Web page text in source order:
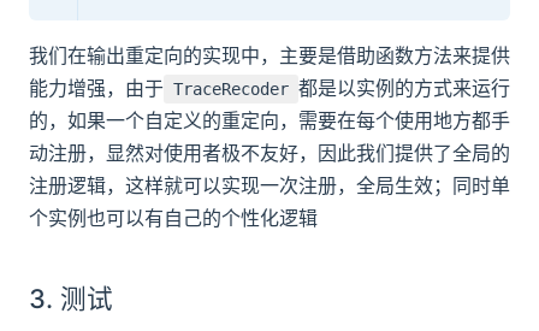
我们在输出重定向的实现中，主要是借助函数方法来提供
能力增强，由于 TraceRecoder 都是以实例的方式来运行
的，如果一个自定义的重定向，需要在每个使用地方都手
动注册，显然对使用者极不友好，因此我们提供了全局的
注册逻辑，这样就可以实现一次注册，全局生效；同时单
个实例也可以有自己的个性化逻辑
3. 测试